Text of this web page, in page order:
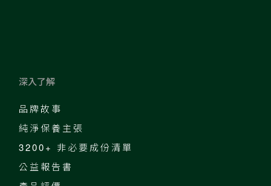
深入了解
品牌故事
純淨保養主張
3200+ 非必要成份清單
公益報告書